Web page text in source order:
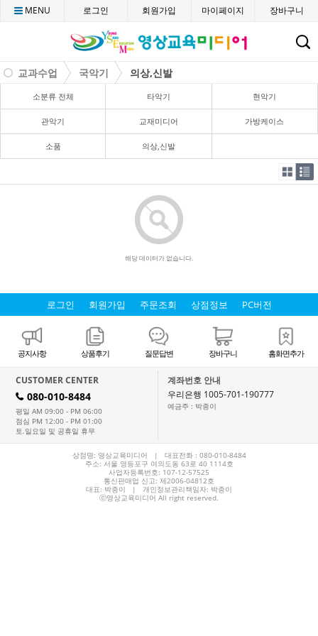
CMENU 로그인 회원가입 마이페이지 장바구니
교과수업 국악기 의상,신발
소분류 전체 타악기 현악기
관악기 교재미디어 가방케이스
소품 의상,신발
해당 데이터가 없습니다.
로그인 회원가입 주문조회 상점정보 PC버전
공지사항 상품후기 질문답변 장바구니 홈화면추가
CUSTOMER CENTER
H 080-010-8484
평일 AM 09:00 - PM 06:00
점심 PM 12:00 - PM 01:00
토.일요일 및 공휴일 휴무
계좌번호 안내
우리은행 1005-701-190777
예금주 : 박종이
상점명: 영상교육미디어 | 대표전화 : 080-010-8484
주소: 서울 영등포구 여의도동 63로 40 1114호
사업자등록번호: 107-12-57525
통신판매업 신고: 제2006-04812호
대표: 박종이 | 개인정보관리책임자: 박종이
ⓒ영상교육미디어 All right reserved.